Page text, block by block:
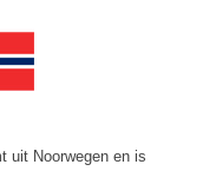
uit Noorwegen en is